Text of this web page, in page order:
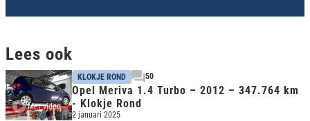
Lees ook
Met video
KLOKJE ROND 50
Opel Meriva 1.4 Turbo – 2012 – 347.764 km
- Klokje Rond
2 januari 2025